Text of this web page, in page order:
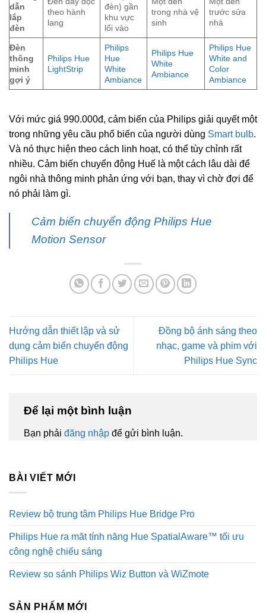
dẫn
lắp
đèn
theo hành
lang
đèn) gần
khu vực
lối vào
trong nhà vệ
sinh
trước sửa
nhà
Đèn
thông
minh
gợi ý
Philips Hue
LightStrip
Philips
Hue
White
Ambiance
Philips Hue
White
Ambiance
Philips Hue
White and
Color
Ambiance
Với mức giá 990.000đ, cảm biến của Philips giải quyết một
trong những yêu cầu phổ biến của người dùng Smart bulb.
Và nó thực hiện theo cách linh hoạt, có thể tùy chỉnh rất
nhiều. Cảm biến chuyển động Huế là một cách lâu dài để
ngôi nhà thông minh phản ứng với bạn, thay vì chờ đợi để
nó phải làm gì.
Cảm biến chuyển động Philips Hue
Motion Sensor
Hướng dẫn thiết lập và sử
dụng cảm biến chuyển động
Philips Hue
Đồng bộ ánh sáng theo
nhạc, game và phim với
Philips Hue Sync
Để lại một bình luận
Bạn phải đăng nhập để gửi bình luận.
BÀI VIẾT MỚI
Review bộ trung tâm Philips Hue Bridge Pro
Philips Hue ra măt tính năng Hue SpatialAware™ tối ưu
công nghệ chiếu sáng
Review so sánh Philips Wiz Button và WiZmote
SẢN PHẨM MỚI